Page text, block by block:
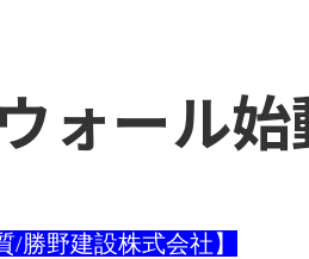
ォール
/勝野建設株式会社】